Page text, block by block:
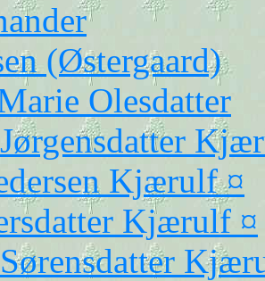
(Østergaard)
Olesdatter
Kjærulf ¤
Kjærulf ¤